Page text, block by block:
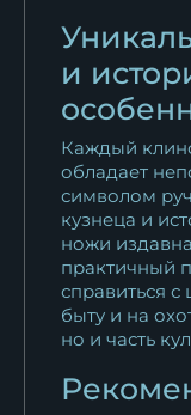
и
Каждый
обладает
символом
кузнеца и
ножи
практичный
справиться
быту и на
но и часть